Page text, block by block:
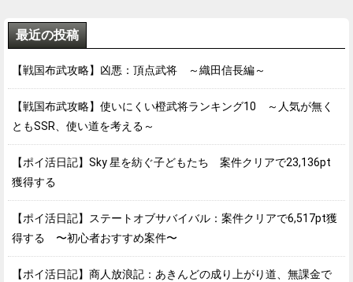
最近の投稿
【戦国布武攻略】凶悪：頂点武将 ～織田信長編～
【戦国布武攻略】使いにくい橙武将ランキング10 ～人気が無く
ともSSR、使い道を考える～
【ポイ活日記】Sky 星を紡ぐ子どもたち 案件クリアで23,136pt
獲得する
【ポイ活日記】ステートオブサバイバル：案件クリアで6,517pt獲
得する 〜初心者おすすめ案件〜
【ポイ活日記】商人放浪記：あきんどの成り上がり道、無課金で